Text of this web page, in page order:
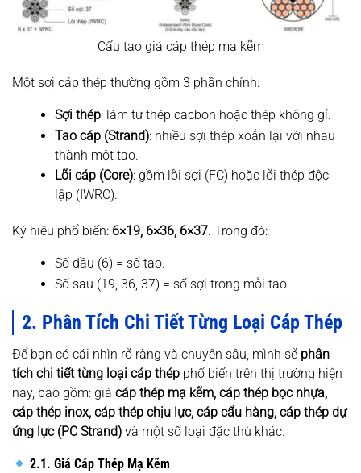
Cấu tạo giá cáp thép mạ kẽm
Một sợi cáp thép thường gồm 3 phần chính:
Sợi thép: làm từ thép cacbon hoặc thép không gỉ.
Tao cáp (Strand): nhiều sợi thép xoắn lại với nhau
thành một tao.
Lõi cáp (Core): gồm lõi sợi (FC) hoặc lõi thép độc
lập (IWRC).
Ký hiệu phổ biến: 6×19, 6×36, 6×37. Trong đó:
Số đầu (6) = số tao.
Số sau (19, 36, 37) = số sợi trong mỗi tao.
2. Phân Tích Chi Tiết Từng Loại Cáp Thép
Để bạn có cái nhìn rõ ràng và chuyên sâu, mình sẽ phân
tích chi tiết từng loại cáp thép phổ biến trên thị trường hiện
nay, bao gồm: giá cáp thép mạ kẽm, cáp thép bọc nhựa,
cáp thép inox, cáp thép chịu lực, cáp cẩu hàng, cáp thép dự
ứng lực (PC Strand) và một số loại đặc thù khác.
2.1. Giá Cáp Thép Mạ Kẽm